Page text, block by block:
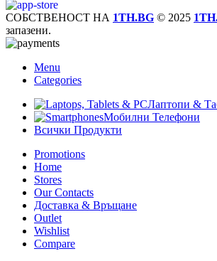
СОБСТВЕНОСТ НА 1TH.BG © 2025
запазени.
Menu
Categories
Лаптопи &
Мобилни Телефони
Всички Продукти
Promotions
Home
Stores
Our Contacts
Доставка & Връщане
Outlet
Wishlist
Compare